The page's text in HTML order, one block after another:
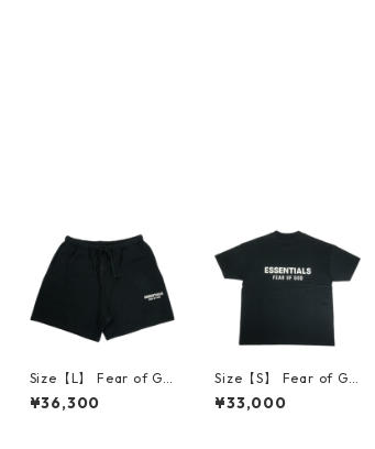
Size【L】 Fear of Go
d フィアーオブゴッド
Essentials SS26 Clas
¥36,300
Size【S】 Fear of Go
d フィアーオブゴッド
ESSENTIALS Classic S
¥33,000